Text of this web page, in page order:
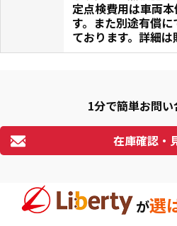
定点検費用は車両
す。また別途有償
ております。詳細は
1分で簡単お問
在庫確認・
が選